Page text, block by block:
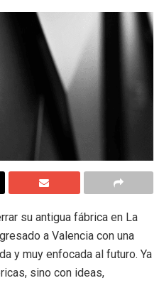
su antigua fábrica en La
a Valencia con una
y muy enfocada al futuro. Ya
sino con ideas,